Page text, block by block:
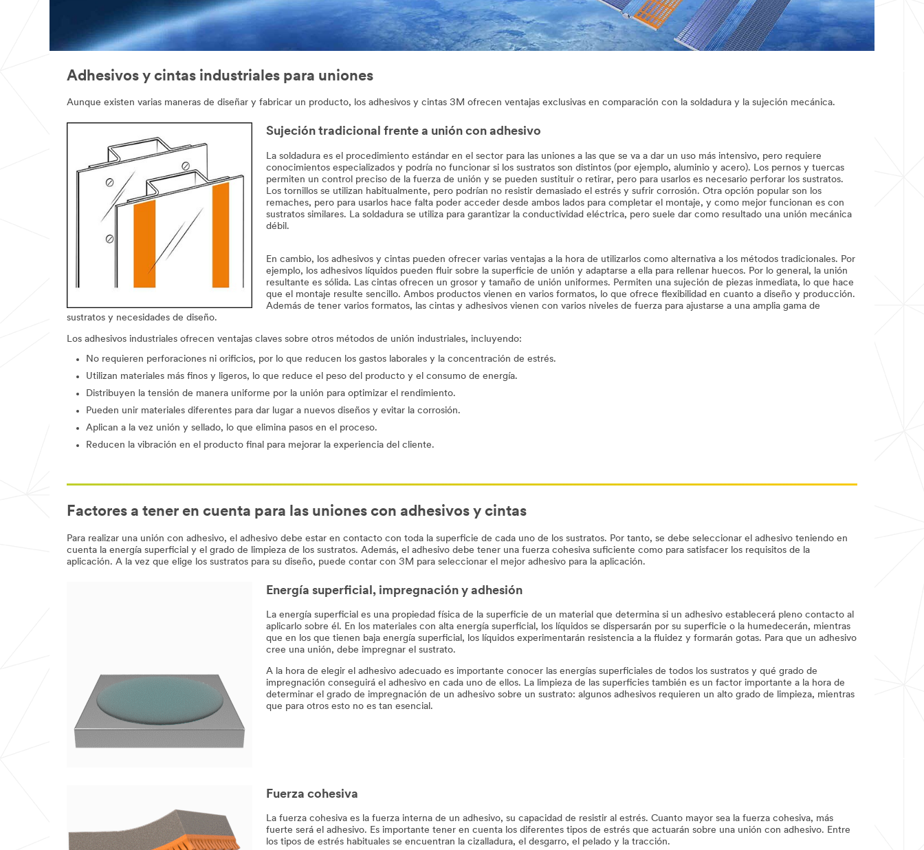
Adhesivos y cintas industriales para uniones
Aunque existen varias maneras de diseñar y fabricar un producto, los adhesivos y cintas 3M ofrecen ventajas exclusivas en comparación con la soldadura y la sujeción mecánica.
Sujeción tradicional frente a unión con adhesivo
La soldadura es el procedimiento estándar en el sector para las uniones a las que se va a dar un uso más intensivo, pero requiere
conocimientos especializados y podría no funcionar si los sustratos son distintos (por ejemplo, aluminio y acero). Los pernos y tuercas
permiten un control preciso de la fuerza de unión y se pueden sustituir o retirar, pero para usarlos es necesario perforar los sustratos.
Los tornillos se utilizan habitualmente, pero podrían no resistir demasiado el estrés y sufrir corrosión. Otra opción popular son los
remaches, pero para usarlos hace falta poder acceder desde ambos lados para completar el montaje, y como mejor funcionan es con
sustratos similares. La soldadura se utiliza para garantizar la conductividad eléctrica, pero suele dar como resultado una unión mecánica
débil.
En cambio, los adhesivos y cintas pueden ofrecer varias ventajas a la hora de utilizarlos como alternativa a los métodos tradicionales. Por
ejemplo, los adhesivos líquidos pueden fluir sobre la superficie de unión y adaptarse a ella para rellenar huecos. Por lo general, la unión
resultante es sólida. Las cintas ofrecen un grosor y tamaño de unión uniformes. Permiten una sujeción de piezas inmediata, lo que hace
que el montaje resulte sencillo. Ambos productos vienen en varios formatos, lo que ofrece flexibilidad en cuanto a diseño y producción.
Además de tener varios formatos, las cintas y adhesivos vienen con varios niveles de fuerza para ajustarse a una amplia gama de
sustratos y necesidades de diseño.
Los adhesivos industriales ofrecen ventajas claves sobre otros métodos de unión industriales, incluyendo:
No requieren perforaciones ni orificios, por lo que reducen los gastos laborales y la concentración de estrés.
Utilizan materiales más finos y ligeros, lo que reduce el peso del producto y el consumo de energía.
Distribuyen la tensión de manera uniforme por la unión para optimizar el rendimiento.
Pueden unir materiales diferentes para dar lugar a nuevos diseños y evitar la corrosión.
Aplican a la vez unión y sellado, lo que elimina pasos en el proceso.
Reducen la vibración en el producto final para mejorar la experiencia del cliente.
Factores a tener en cuenta para las uniones con adhesivos y cintas
Para realizar una unión con adhesivo, el adhesivo debe estar en contacto con toda la superficie de cada uno de los sustratos. Por tanto, se debe seleccionar el adhesivo teniendo en
cuenta la energía superficial y el grado de limpieza de los sustratos. Además, el adhesivo debe tener una fuerza cohesiva suficiente como para satisfacer los requisitos de la
aplicación. A la vez que elige los sustratos para su diseño, puede contar con 3M para seleccionar el mejor adhesivo para la aplicación.
Energía superficial, impregnación y adhesión
La energía superficial es una propiedad física de la superficie de un material que determina si un adhesivo establecerá pleno contacto al
aplicarlo sobre él. En los materiales con alta energía superficial, los líquidos se dispersarán por su superficie o la humedecerán, mientras
que en los que tienen baja energía superficial, los líquidos experimentarán resistencia a la fluidez y formarán gotas. Para que un adhesivo
cree una unión, debe impregnar el sustrato.
A la hora de elegir el adhesivo adecuado es importante conocer las energías superficiales de todos los sustratos y qué grado de
impregnación conseguirá el adhesivo en cada uno de ellos. La limpieza de las superficies también es un factor importante a la hora de
determinar el grado de impregnación de un adhesivo sobre un sustrato: algunos adhesivos requieren un alto grado de limpieza, mientras
que para otros esto no es tan esencial.
Fuerza cohesiva
La fuerza cohesiva es la fuerza interna de un adhesivo, su capacidad de resistir al estrés. Cuanto mayor sea la fuerza cohesiva, más
fuerte será el adhesivo. Es importante tener en cuenta los diferentes tipos de estrés que actuarán sobre una unión con adhesivo. Entre
los tipos de estrés habituales se encuentran la cizalladura, el desgarro, el pelado y la tracción.